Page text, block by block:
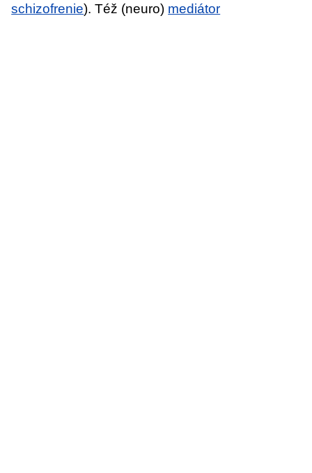
schizofrenie). Též (neuro) mediátor